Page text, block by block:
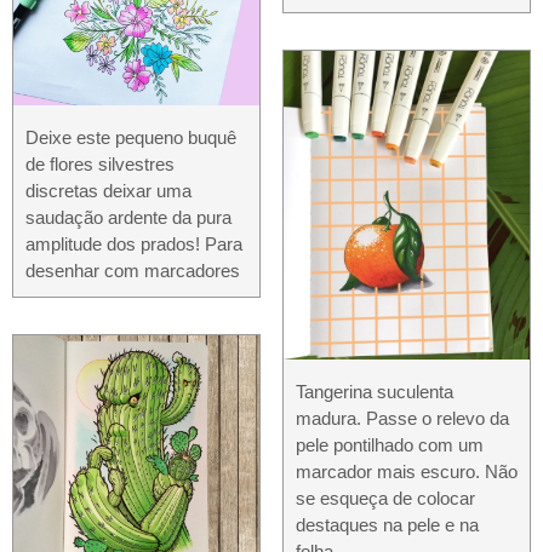
Deixe este pequeno buquê
de flores silvestres
discretas deixar uma
saudação ardente da pura
amplitude dos prados! Para
desenhar com marcadores
Tangerina suculenta
madura. Passe o relevo da
pele pontilhado com um
marcador mais escuro. Não
se esqueça de colocar
destaques na pele e na